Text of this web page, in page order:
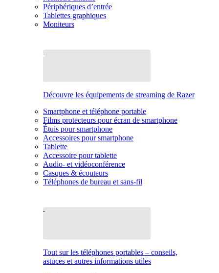
Périphériques d’entrée
Tablettes graphiques
Moniteurs
Découvre les équipements de streaming de Razer
Smartphone et téléphone portable
Films protecteurs pour écran de smartphone
Étuis pour smartphone
Accessoires pour smartphone
Tablette
Accessoire pour tablette
Audio- et vidéoconférence
Casques & écouteurs
Téléphones de bureau et sans-fil
Tout sur les téléphones portables – conseils,
astuces et autres informations utiles